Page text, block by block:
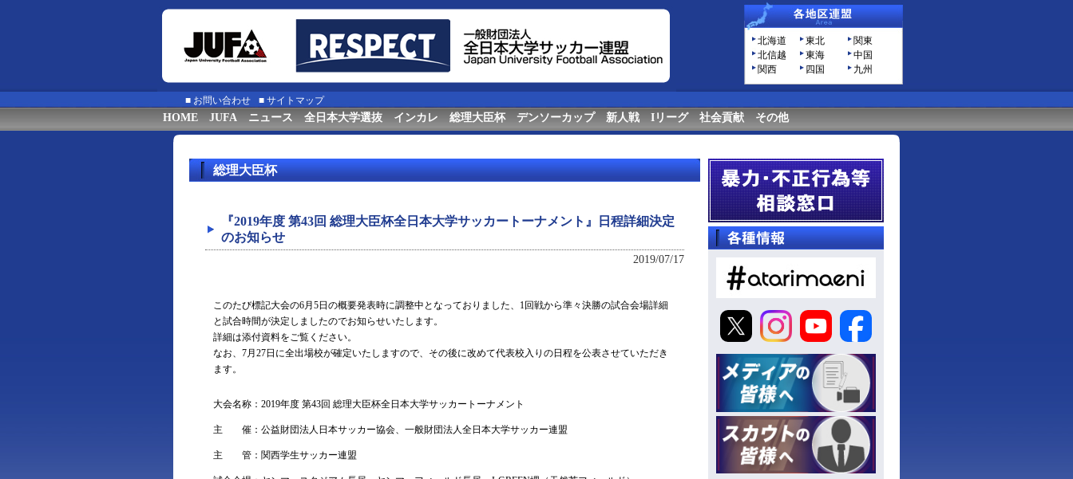
北海道 東北
関東
北信越
東海
中国
関西
四国 九州
■ お問い合わせ ■ サイトマップ
HOME JUFA ニュース 全日本大学選抜 インカレ 総理大臣杯 デンソーカップ 新人戦 Iリーグ 社会貢献 その他
総理大臣杯
『2019年度 第43回 総理大臣杯全日本大学サッカートーナメント』日程詳細決定
のお知らせ
2019/07/17
このたび標記大会の6月5日の概要発表時に調整中となっておりました、1回戦から準々決勝の試合会場詳細
と試合時間が決定しましたのでお知らせいたします。
詳細は添付資料をご覧ください。
なお、7月27日に全出場校が確定いたしますので、その後に改めて代表校入りの日程を公表させていただき
ます。
大会名称：2019年度 第43回 総理大臣杯全日本大学サッカートーナメント
主 催：公益財団法人日本サッカー協会、一般財団法人全日本大学サッカー連盟
主 管：関西学生サッカー連盟